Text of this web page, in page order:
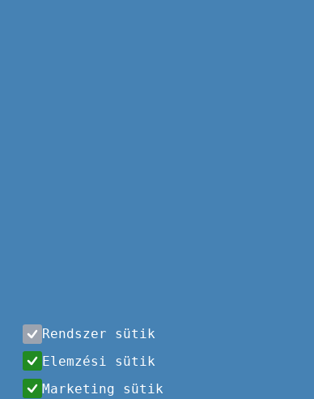
A hálózati pályázat a 2024/
hálózati pályázatok
Központi CEEPUS Iroda által
A Tempus Közalapítvány /
pályázatíró webináriumon
videók pedig ezen a
A már működő CEEPUS
menüpont alatt, ahol az
A CEEPUS programról bővebb
program hazai eredményeit
Rendszer sütik
Elemzési sütik
Marketing sütik